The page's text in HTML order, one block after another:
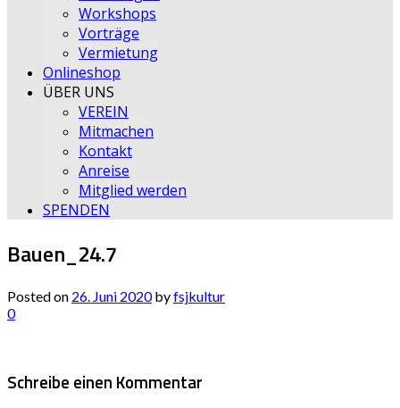
Workshops
Vorträge
Vermietung
Onlineshop
ÜBER UNS
VEREIN
Mitmachen
Kontakt
Anreise
Mitglied werden
SPENDEN
Bauen_24.7
Posted on 26. Juni 2020byfsjkultur
0
Schreibe einen Kommentar